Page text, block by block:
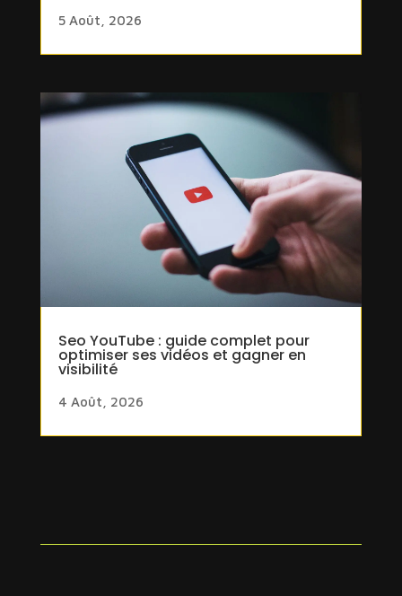
5 Août, 2026
Seo YouTube : guide complet pour
optimiser ses vidéos et gagner en
visibilité
4 Août, 2026